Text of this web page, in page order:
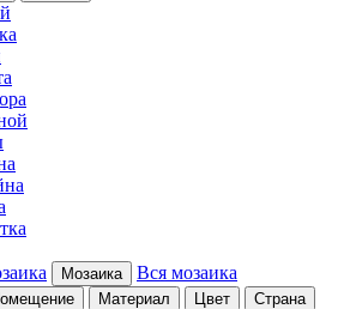
Мозаика Вся мозаика
Материал Цвет Страна